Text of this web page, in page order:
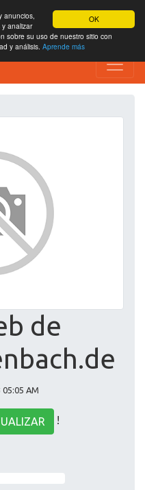
OK
anuncios,
analizar
sobre su uso de nuestro sitio con
y análisis. Aprende más
de
AM
!